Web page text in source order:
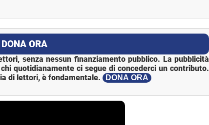
ORA
senza nessun finanziamento pubblico. La pubblicità
quotidianamente ci segue di concederci un contributo.
di lettori, è fondamentale.
DONA ORA